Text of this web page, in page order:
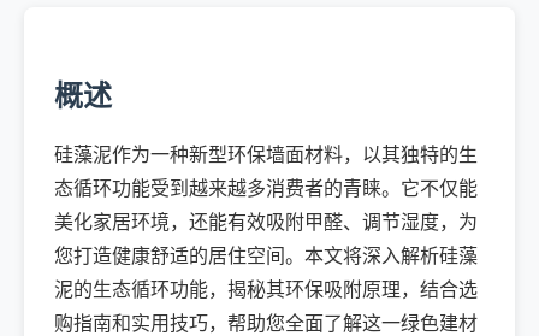
概述
硅藻泥作为一种新型环保墙面材料，以其独特的生
态循环功能受到越来越多消费者的青睐。它不仅能
美化家居环境，还能有效吸附甲醛、调节湿度，为
您打造健康舒适的居住空间。本文将深入解析硅藻
泥的生态循环功能，揭秘其环保吸附原理，结合选
购指南和实用技巧，帮助您全面了解这一绿色建材